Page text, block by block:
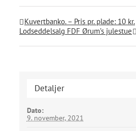
Kuvertbanko. – Pris pr. plade: 10 kr.
Lodseddelsalg FDF Ørum’s julestue
Detaljer
Dato:
9. november, 2021